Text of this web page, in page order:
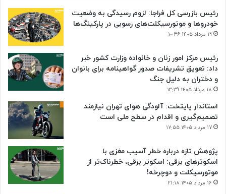
رئیس بازرسی کل فراجا: لزوم رسیدگی به وضعیت
خودروها و موتورسیکلت‌های رسوبی در پارکینگ‌ها
۱۹ مرداد ۱۴۰۵ ۱۰:۳۶
رئیس مرکز امور زنان و خانواده وزارت کشور خبر
داد: تعویق تشریفات صدور گواهینامه برای بانوان
و دختران به دلیل جنگ
۱۸ مرداد ۱۴۰۵ ۱۳:۳۹
استاندار پایتخت: آلودگی هوای تهران نیازمند
تصمیم‌گیری و اقدام در سطح ملی است
۱۷ مرداد ۱۴۰۵ ۱۷:۵۵
پژوهش تازه درباره خطر آسیب مغزی با
اسکوترهای برقی: اسکوتر برقی، خطرناک‌تر از
موتورسیکلت و دوچرخه!
۱۶ مرداد ۱۴۰۵ ۲۱:۱۸